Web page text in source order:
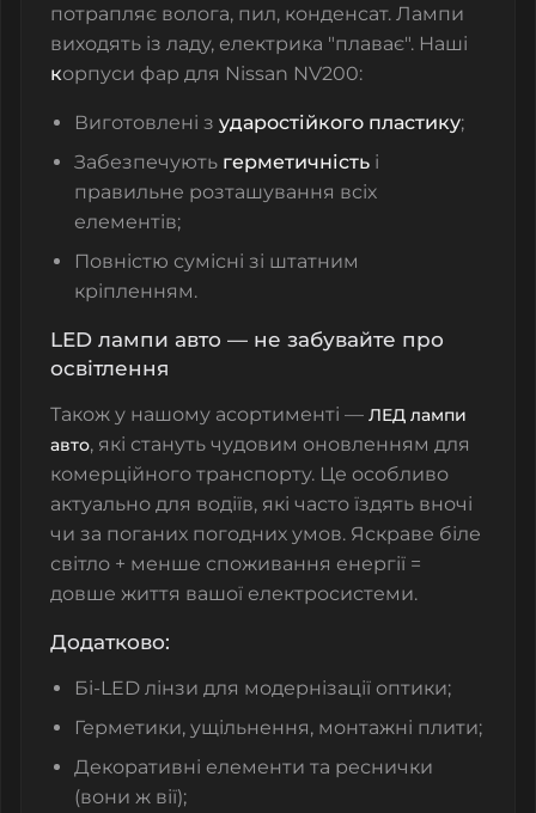
потрапляє волога, пил, конденсат. Лампи
виходять із ладу, електрика "плаває". Наші
корпуси фар для Nissan NV200:
Виготовлені з ударостійкого пластику;
Забезпечують герметичність і
правильне розташування всіх
елементів;
Повністю сумісні зі штатним
кріпленням.
LED лампи авто — не забувайте про
освітлення
Також у нашому асортименті — ЛЕД лампи
авто, які стануть чудовим оновленням для
комерційного транспорту. Це особливо
актуально для водіїв, які часто їздять вночі
чи за поганих погодних умов. Яскраве біле
світло + менше споживання енергії =
довше життя вашої електросистеми.
Додатково:
Бі-LED лінзи для модернізації оптики;
Герметики, ущільнення, монтажні плити;
Декоративні елементи та реснички
(вони ж вії);